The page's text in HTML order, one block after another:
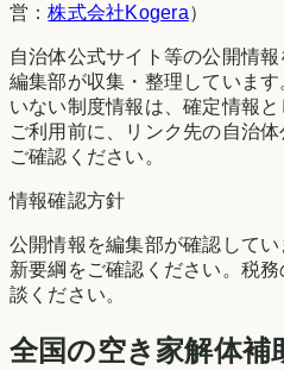
営：株式会社Kogera）
自治体公式サイト等の公開情
編集部が収集・整理していま
いない制度情報は、確定情報と
ご利用前に、リンク先の自治
ご確認ください。
情報確認方針
公開情報を編集部が確認して
新要綱をご確認ください。税
談ください。
全国の空き家解体補